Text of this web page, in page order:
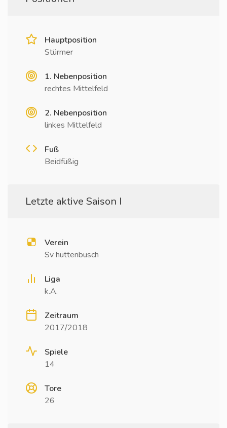
Hauptposition
Stürmer
1. Nebenposition
rechtes Mittelfeld
2. Nebenposition
linkes Mittelfeld
Fuß
Beidfüßig
Letzte aktive Saison I
Verein
Sv hüttenbusch
Liga
k.A.
Zeitraum
2017/2018
Spiele
14
Tore
26